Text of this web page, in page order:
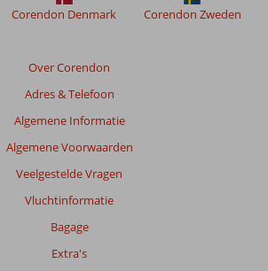
Over Corendon
Adres & Telefoon
Algemene Informatie
Algemene Voorwaarden
Veelgestelde Vragen
Vluchtinformatie
Bagage
Extra's
Corendon Denmark Corendon Zweden